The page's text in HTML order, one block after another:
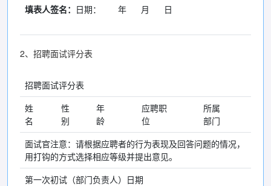
填表人签名： 日期： 年 月 日
2、招聘面试评分表
招聘面试评分表
姓
名
性
别
年
龄
应聘职
位
所属
部门
面试官注意：请根据应聘者的行为表现及回答问题的情况，
用打钩的方式选择相应等级并提出意见。
第一次初试（部门负责人）日期